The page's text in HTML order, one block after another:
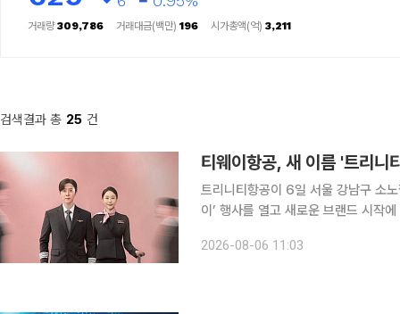
거래량309,786 거래대금(백만) 196 시가총액(억) 3,211
검색결과 총 25 건
티웨이항공, 새 이름 '트리
트리니티항공이 6일 서울 강남구 소
이’ 행사를 열고 새로운 브랜드 시
정체성과 향후 서비스혁신 방향을 대
2026-08-06 11:03